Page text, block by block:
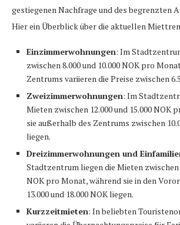
gestiegenen Nachfrage und des begrenzten
Hier ein Überblick über die aktuellen
Einzimmerwohnungen: Im
zwischen 8.000 und 10.000 NOK pro
Zentrums variieren die Preise zwischen
Zweizimmerwohnungen: Im
Mieten zwischen 12.000 und 15.000 NOK
sie außerhalb des Zentrums zwischen
liegen.
Dreizimmerwohnungen und
Stadtzentrum liegen die Mieten zwischen
NOK pro Monat, während sie in den
13.000 und 18.000 NOK liegen.
Kurzzeitmieten: In beliebten